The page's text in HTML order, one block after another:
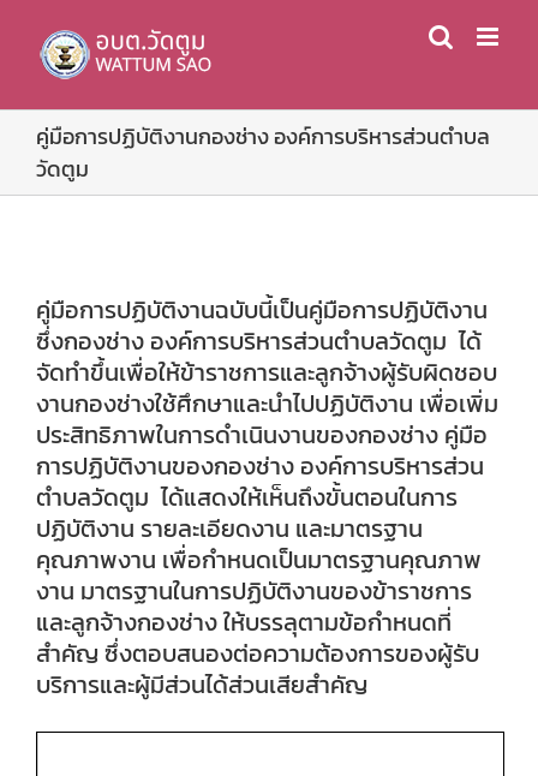
content
คู่มือการปฏิบัติงานกองช่าง องค์การบริหารส่วนตำบล
วัดตูม
คู่มือการปฏิบัติงานฉบับนี้เป็นคู่มือการปฏิบัติงาน
ซึ่งกองช่าง องค์การบริหารส่วนตำบลวัดตูม ได้
จัดทำขึ้นเพื่อให้ข้าราชการและลูกจ้างผู้รับผิดชอบ
งานกองช่างใช้ศึกษาและนำไปปฏิบัติงาน เพื่อเพิ่ม
ประสิทธิภาพในการดำเนินงานของกองช่าง คู่มือ
การปฏิบัติงานของกองช่าง องค์การบริหารส่วน
ตำบลวัดตูม ได้แสดงให้เห็นถึงขั้นตอนในการ
ปฏิบัติงาน รายละเอียดงาน และมาตรฐาน
คุณภาพงาน เพื่อกำหนดเป็นมาตรฐานคุณภาพ
งาน มาตรฐานในการปฏิบัติงานของข้าราชการ
และลูกจ้างกองช่าง ให้บรรลุตามข้อกำหนดที่
สำคัญ ซึ่งตอบสนองต่อความต้องการของผู้รับ
บริการและผู้มีส่วนได้ส่วนเสียสำคัญ